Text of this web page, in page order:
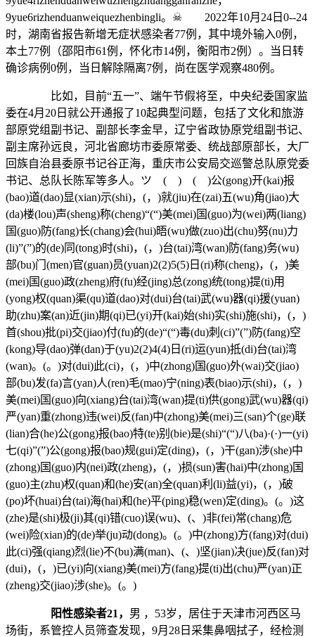
9yue6rizhenduanweiquezhenbingli。☠ 2022年10月24日0--24
时，湖南省报告新增无症状感染者77例，其中境外输入0例，
本土77例（邵阳市61例，怀化市14例，衡阳市2例）。当日转
确诊病例0例，当日解除隔离7例，尚在医学观察480例。
比如，目前“五一”、端午节假将至，中央纪委国家监
委在4月20日就公开通报了10起典型问题，包括了文化和旅游
部原党组副书记、副部长李金早，辽宁省政协原党组副书记、
副主席孙远良，河北省廊坊市委原常委、统战部原部长，大厂
回族自治县委原书记谷正海，重庆市公安局交巡警总队原党委
书记、总队长陈军等多人。ツ ( ) ( )公(gong)开(kai)报
(bao)道(dao)显(xian)示(shi)，(，)就(jiu)在(zai)五(wu)角(jiao)大
(da)楼(lou)声(sheng)称(cheng)“(“)美(mei)国(guo)为(wei)两(liang)
国(guo)防(fang)长(chang)会(hui)晤(wu)做(zuo)出(chu)努(nu)力
(li)”(”)的(de)同(tong)时(shi)，(，)台(tai)湾(wan)防(fang)务(wu)
部(bu)门(men)官(guan)员(yuan)2(2)5(5)日(ri)称(cheng)，(，)美
(mei)国(guo)政(zheng)府(fu)经(jing)总(zong)统(tong)提(ti)用
(yong)权(quan)渠(qu)道(dao)对(dui)台(tai)武(wu)器(qi)援(yuan)
助(zhu)案(an)近(jin)期(qi)已(yi)开(kai)始(shi)实(shi)施(shi)，(，)
首(shou)批(pi)交(jiao)付(fu)的(de)“(“)毒(du)刺(ci)”(”)防(fang)空
(kong)导(dao)弹(dan)于(yu)2(2)4(4)日(ri)运(yun)抵(di)台(tai)湾
(wan)。(。)对(dui)此(ci)，(，)中(zhong)国(guo)外(wai)交(jiao)
部(bu)发(fa)言(yan)人(ren)毛(mao)宁(ning)表(biao)示(shi)，(，)
美(mei)国(guo)向(xiang)台(tai)湾(wan)提(ti)供(gong)武(wu)器(qi)
严(yan)重(zhong)违(wei)反(fan)中(zhong)美(mei)三(san)个(ge)联
(lian)合(he)公(gong)报(bao)特(te)别(bie)是(shi)“(“)八(ba)·(·)一(yi)
七(qi)”(”)公(gong)报(bao)规(gui)定(ding)，(，)干(gan)涉(she)中
(zhong)国(guo)内(nei)政(zheng)，(，)损(sun)害(hai)中(zhong)国
(guo)主(zhu)权(quan)和(he)安(an)全(quan)利(li)益(yi)，(，)破
(po)坏(huai)台(tai)海(hai)和(he)平(ping)稳(wen)定(ding)。(。)这
(zhe)是(shi)极(ji)其(qi)错(cuo)误(wu)、(、)非(fei)常(chang)危
(wei)险(xian)的(de)举(ju)动(dong)。(。)中(zhong)方(fang)对(dui)
此(ci)强(qiang)烈(lie)不(bu)满(man)、(、)坚(jian)决(jue)反(fan)对
(dui)，(，)已(yi)向(xiang)美(mei)方(fang)提(ti)出(chu)严(yan)正
(zheng)交(jiao)涉(she)。(。)
阳性感染者21， 男 ，53岁，居住于天津市河西区马
场街，系管控人员筛查发现，9月28日采集鼻咽拭子，经检测